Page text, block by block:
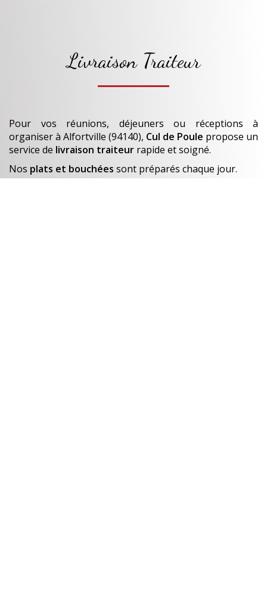
Livraison Traiteur
Pour vos réunions, déjeuners ou réceptions à
organiserà Alfortville (94140), Cul de Poule propose un
service de livraison traiteur rapide et soigné.
Nos plats et bouchées sont préparés chaque jour.